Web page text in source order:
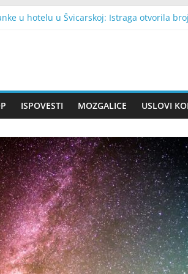
u hotelu u Švicarskoj: Istraga otvorila
susjedi, a nakon njezine smrti nije
braka ponovo je progledala – tada je otkrila
ISPOVESTI MOZGALICE USLOVI